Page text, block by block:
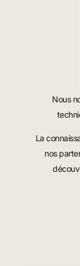
Nous
La
nos